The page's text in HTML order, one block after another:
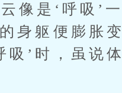
是‘呼吸’一
身躯便膨胀
’时，虽说